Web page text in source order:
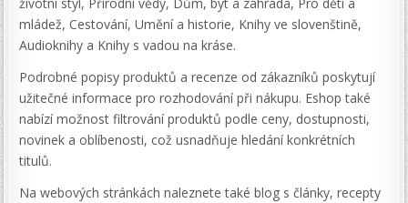
životní styl, Přírodní vědy, Dům, byt a zahrada, Pro děti a
mládež, Cestování, Umění a historie, Knihy ve slovenštině,
Audioknihy a Knihy s vadou na kráse.
Podrobné popisy produktů a recenze od zákazníků poskytují
užitečné informace pro rozhodování při nákupu. Eshop také
nabízí možnost filtrování produktů podle ceny, dostupnosti,
novinek a oblíbenosti, což usnadňuje hledání konkrétních
titulů.
Na webových stránkách naleznete také blog s články, recepty